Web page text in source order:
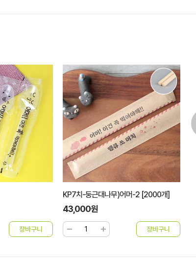
KP7치-둥근대나무)어머-2 [2000개]
43,000원